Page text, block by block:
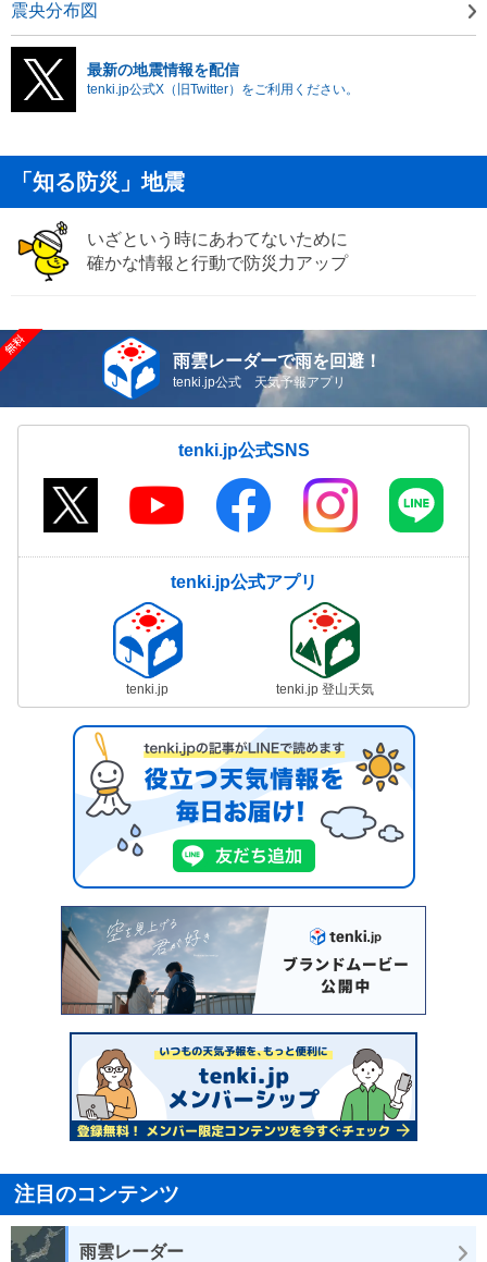
震央分布図
最新の地震情報を配信
tenki.jp公式X（旧Twitter）をご利用ください。
「知る防災」地震
いざという時にあわてないために
確かな情報と行動で防災力アップ
雨雲レーダーで雨を回避！
tenki.jp公式 天気予報アプリ
tenki.jp公式SNS
tenki.jp公式アプリ
tenki.jp tenki.jp 登山天気
注目のコンテンツ
雨雲レーダー